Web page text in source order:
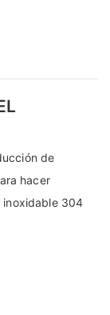
de
hacer
inoxidable 304